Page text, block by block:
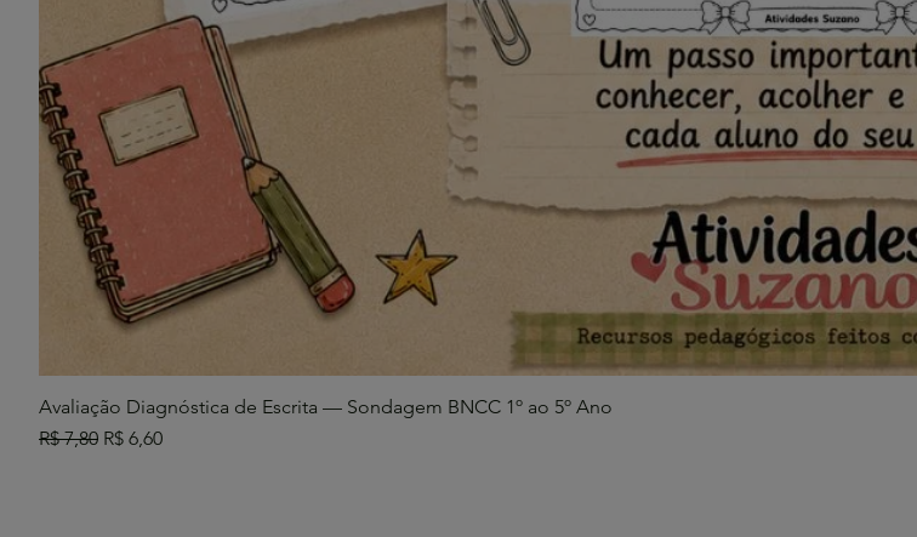
Avaliação Diagnóstica de Escrita — Sondagem BNCC 1º ao 5º Ano
Preço normal
R$ 7,80 Preço promocional
R$ 6,60